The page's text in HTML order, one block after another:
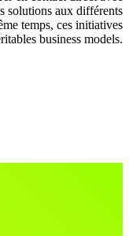
solutions aux différents
temps, ces initiatives
business models.